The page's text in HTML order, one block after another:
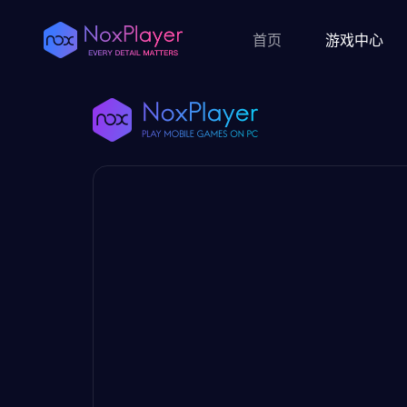
首页 游戏中心